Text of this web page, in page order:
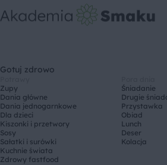
Gotuj zdrowo
Zupy
Dania główne
Dania jednogarnkowe
Dla dzieci
Kiszonki i przetwory
Sosy
Sałatki i surówki
Kuchnie świata
Zdrowy fastfood
Śniadanie
Drugie
Przystawka
Obiad
Lunch
Deser
Kolacja